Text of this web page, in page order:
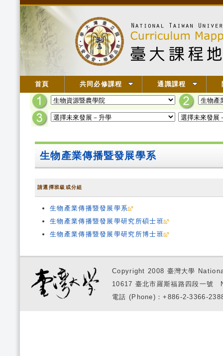
首頁 共同必修課程 通識課程
生物產業傳播暨發展學系
請選擇班級或分組
生物產業傳播暨發展學系
生物產業傳播暨發展學研究所碩士班
生物產業傳播暨發展學研究所博士班
Copyright 2008 臺灣大學
10617 臺北市羅斯福路四段一
電話 (Phone)：+886-2-3366-